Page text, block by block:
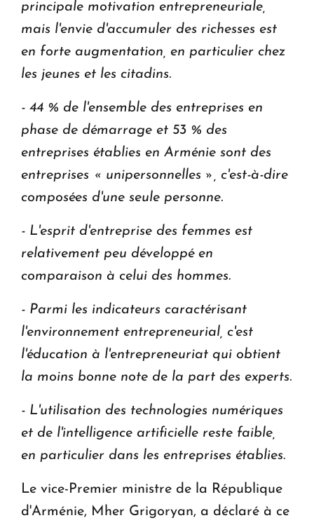
principale motivation entrepreneuriale,
mais l'envie d'accumuler des richesses est
en forte augmentation, en particulier chez
les jeunes et les citadins.
- 44 % de l'ensemble des entreprises en
phase de démarrage et 53 % des
entreprises établies en Arménie sont des
entreprises « unipersonnelles », c'est-à-dire
composées d'une seule personne.
- L'esprit d'entreprise des femmes est
relativement peu développé en
comparaison à celui des hommes.
- Parmi les indicateurs caractérisant
l'environnement entrepreneurial, c'est
l'éducation à l'entrepreneuriat qui obtient
la moins bonne note de la part des experts.
- L'utilisation des technologies numériques
et de l'intelligence artificielle reste faible,
en particulier dans les entreprises établies.
Le vice-Premier ministre de la République
d'Arménie, Mher Grigoryan, a déclaré à ce